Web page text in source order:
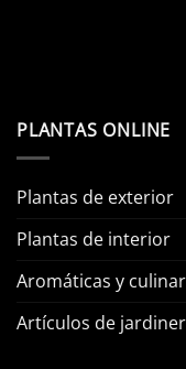
PLANTAS ONLINE
Plantas de exterior
Plantas de interior
Aromáticas y
Artículos de